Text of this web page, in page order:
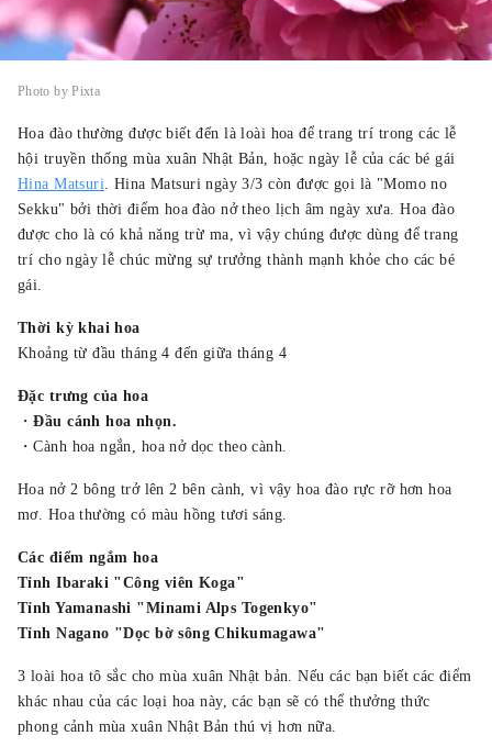
Photo by Pixta
Hoa đào thường được biết đến là loài hoa để trang trí trong các lễ
hội truyền thống mùa xuân Nhật Bản, hoặc ngày lễ của các bé gái
Hina Matsuri . Hina Matsuri ngày 3/3 còn được gọi là "Momo no
Sekku" bởi thời điểm hoa đào nở theo lịch âm ngày xưa. Hoa đào
được cho là có khả năng trừ ma, vì vậy chúng được dùng để trang
trí cho ngày lễ chúc mừng sự trưởng thành mạnh khỏe cho các bé
gái.
Thời kỳ khai hoa
Khoảng từ đầu tháng 4 đến giữa tháng 4
Đặc trưng của hoa
・Đầu cánh hoa nhọn.
・Cành hoa ngắn, hoa nở dọc theo cành.
Hoa nở 2 bông trở lên 2 bên cành, vì vậy hoa đào rực rỡ hơn hoa
mơ. Hoa thường có màu hồng tươi sáng.
Các điểm ngắm hoa
Tỉnh Ibaraki "Công viên Koga"
Tỉnh Yamanashi "Minami Alps Togenkyo"
Tỉnh Nagano "Dọc bờ sông Chikumagawa"
3 loài hoa tô sắc cho mùa xuân Nhật bản. Nếu các bạn biết các điểm
khác nhau của các loại hoa này, các bạn sẽ có thể thưởng thức
phong cảnh mùa xuân Nhật Bản thú vị hơn nữa.